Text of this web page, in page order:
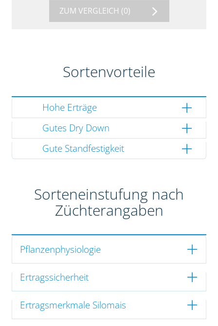
ZUM VERGLEICH (0)
Sortenvorteile
Hohe Erträge
Gutes Dry Down
Gute Standfestigkeit
Sorteneinstufung nach
Züchterangaben
Pflanzenphysiologie
Ertragssicherheit
Ertragsmerkmale Silomais